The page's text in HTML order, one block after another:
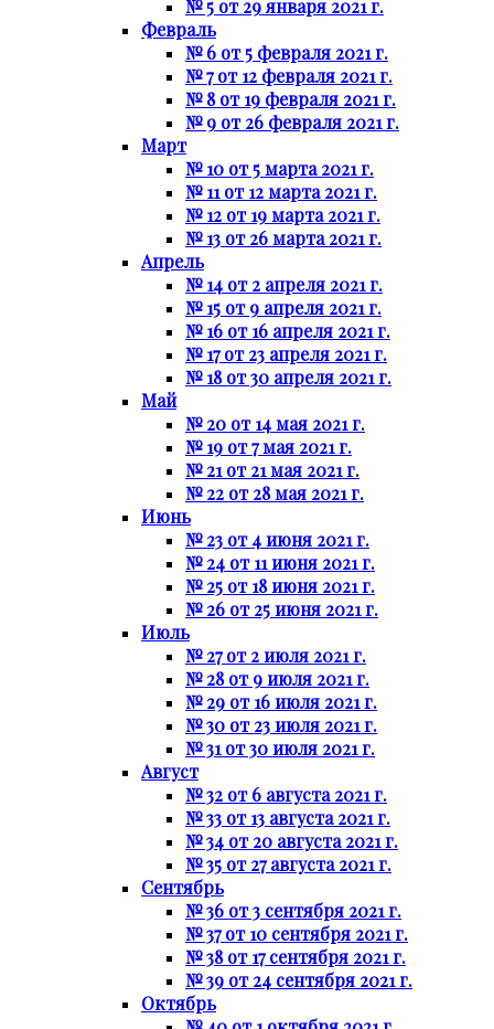
№ 5 от 29 января 2021 г.
Февраль
№ 6 от 5 февраля 2021 г.
№ 7 от 12 февраля 2021 г.
№ 8 от 19 февраля 2021 г.
№ 9 от 26 февраля 2021 г.
Март
№ 10 от 5 марта 2021 г.
№ 11 от 12 марта 2021 г.
№ 12 от 19 марта 2021 г.
№ 13 от 26 марта 2021 г.
Апрель
№ 14 от 2 апреля 2021 г.
№ 15 от 9 апреля 2021 г.
№ 16 от 16 апреля 2021 г.
№ 17 от 23 апреля 2021 г.
№ 18 от 30 апреля 2021 г.
Май
№ 20 от 14 мая 2021 г.
№ 19 от 7 мая 2021 г.
№ 21 от 21 мая 2021 г.
№ 22 от 28 мая 2021 г.
Июнь
№ 23 от 4 июня 2021 г.
№ 24 от 11 июня 2021 г.
№ 25 от 18 июня 2021 г.
№ 26 от 25 июня 2021 г.
Июль
№ 27 от 2 июля 2021 г.
№ 28 от 9 июля 2021 г.
№ 29 от 16 июля 2021 г.
№ 30 от 23 июля 2021 г.
№ 31 от 30 июля 2021 г.
Август
№ 32 от 6 августа 2021 г.
№ 33 от 13 августа 2021 г.
№ 34 от 20 августа 2021 г.
№ 35 от 27 августа 2021 г.
Сентябрь
№ 36 от 3 сентября 2021 г.
№ 37 от 10 сентября 2021 г.
№ 38 от 17 сентября 2021 г.
№ 39 от 24 сентября 2021 г.
Октябрь